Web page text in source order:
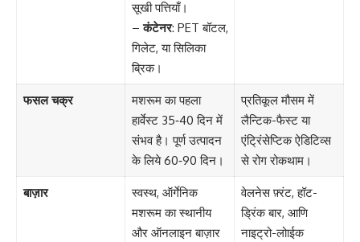
सूखी पत्तियाँ।
–कंटेनर: PET बॉटल,
गिलेट, या सिलिका
ब्रिक।
फसल चक्र
मशरूम का पहला
हार्वेस्ट 35‑40 दिन में
संभव है। पूर्ण उत्पादन
के लिये 60‑90 दिन।
प्रतिकूल मौसम में
लैन्टिक-फैस्ट या
एंट्रिंसेप्टिक ऐडिटिव्स
से रोग रोकथाम।
बाज़ार
स्वस्थ, ऑर्गेनिक
मशरूम का स्थानीय
और ऑनलाइन बाज़ार
वेलनेस फ़्रंट, हॉट-
ड्रिंक बार, आणि
नाइट्रो-लोाईक